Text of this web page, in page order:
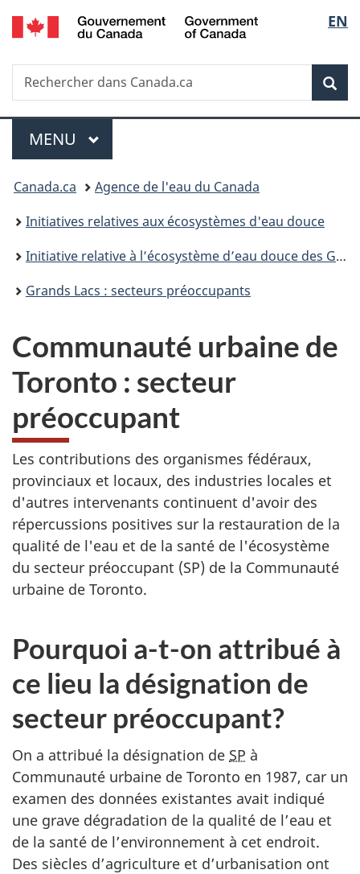
Passer
au
principal
Passer
à
Au
du
Passer
à
version
simplifiée
de
la
EN
Recherche
Rechercher
dans
Menu
MENU PRINCIPAL
Vous
êtes
ici :
Canada.ca
Agence de l'eau du Canada
Initiatives relatives aux écosystèmes d'eau douce
Initiative relative à l’écosystème d’eau douce des Grands Lacs
Grands Lacs : secteurs préoccupants
Communauté urbaine de
Toronto : secteur
préoccupant
Les contributions des organismes fédéraux,
provinciaux et locaux, des industries locales et
d'autres intervenants continuent d'avoir des
répercussions positives sur la restauration de la
qualité de l'eau et de la santé de l'écosystème
du secteur préoccupant (SP) de la Communauté
urbaine de Toronto.
Pourquoi a-t-on attribué à
ce lieu la désignation de
secteur préoccupant?
On a attribué la désignation de SP à
Communauté urbaine de Toronto en 1987, car un
examen des données existantes avait indiqué
une grave dégradation de la qualité de l’eau et
de la santé de l’environnement à cet endroit.
Des siècles d’agriculture et d’urbanisation ont